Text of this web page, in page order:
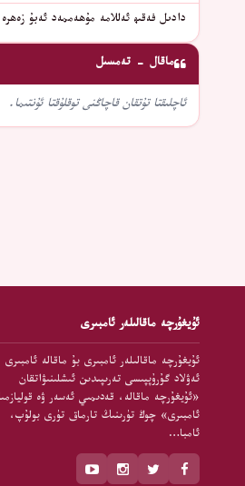
دادىل فەقىھ ئەللامە مۇھەممەد ئەبۇ زەھرە
ماقال - تەمسىل
ئاچلىقتا تۇتقان قاچاڭنى توقلۇقتا ئۇنتىما.
ئۇيغۇرچە ماقالىلەر ئامبىرى
ئۇيغۇرچە ماقالىلەر ئامبىرى بۇ ماقالە ئامبىرى
ئەۋلاد گۇرۇپپىسى تەرىپىدىن ئىشلىنىۋاتقان
«ئۇيغۇرچە ماقالە، قەدىمىي ئەسەر ۋە
ئامبىرى» چوڭ تۈرىنىڭ تارماق تۈرى بولۇپ،
ئامبا…